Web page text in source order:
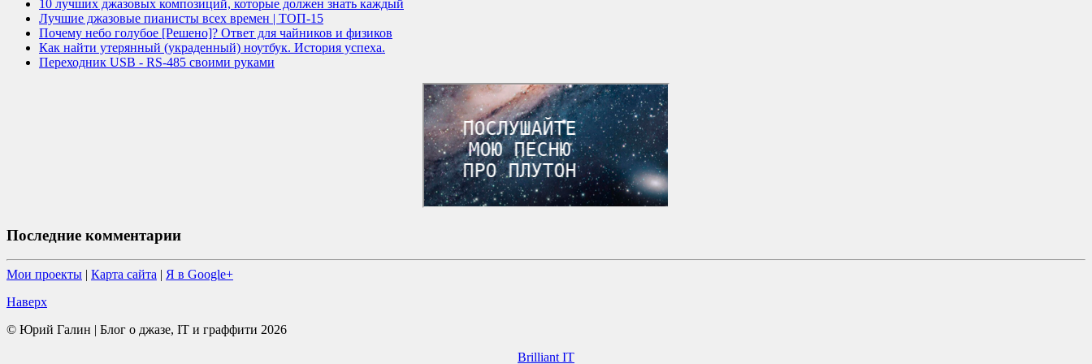
10 лучших джазовых композиций, которые должен знать каждый
Лучшие джазовые пианисты всех времен | ТОП-15
Почему небо голубое [Решено]? Ответ для чайников и физиков
Как найти утерянный (украденный) ноутбук. История успеха.
Переходник USB - RS-485 своими руками
Последние комментарии
Мои проекты | Карта сайта | Я в Google+
Наверх
© Юрий Галин | Блог о джазе, IT и граффити 2026
Brilliant IT